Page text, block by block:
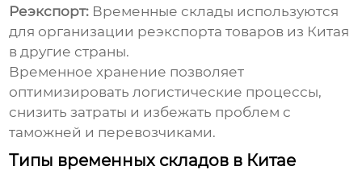
Реэкспорт: Временные склады используются
для организации реэкспорта товаров из Китая
в другие страны.
Временное хранение позволяет
оптимизировать логистические процессы,
снизить затраты и избежать проблем с
таможней и перевозчиками.
Типы временных складов в Китае